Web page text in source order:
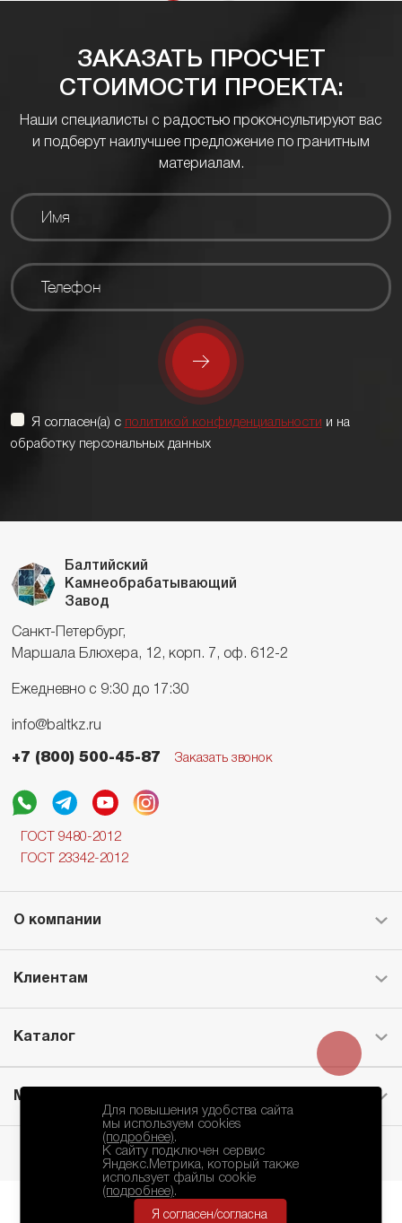
ЗАКАЗАТЬ ПРОСЧЕТ
СТОИМОСТИ ПРОЕКТА:
Наши специалисты с радостью проконсультируют вас
и подберут наилучшее предложение по гранитным
материалам.
Я согласен(а) с политикой конфиденциальности и на
обработку персональных данных
Балтийский
Камнеобрабатывающий
Завод
Санкт-Петербург,
Маршала Блюхера, 12, корп. 7, оф. 612-2
Ежедневно с 9:30 до 17:30
info@baltkz.ru
+7 (800) 500-45-87 Заказать звонок
ГОСТ 9480-2012
ГОСТ 23342-2012
О компании
Клиентам
Каталог
Месторождение
Для повышения удобства сайта
мы используем cookies
(подробнее).
К сайту подключен сервис
Яндекс.Метрика, который также
использует файлы cookie
(подробнее).
Я согласен/согласна